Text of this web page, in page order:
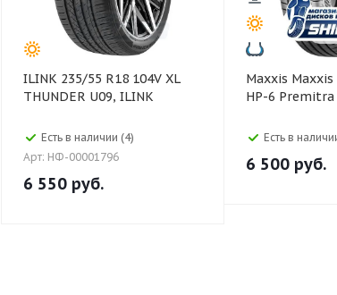
ILINK 235/55 R18 104V XL
THUNDER U09, ILINK
Есть в наличии (4)
Арт: НФ-00001796
6 550 руб.
Maxxis Maxxis 195/55 R16
HP-6 Premitra
Есть в
6 500 руб.